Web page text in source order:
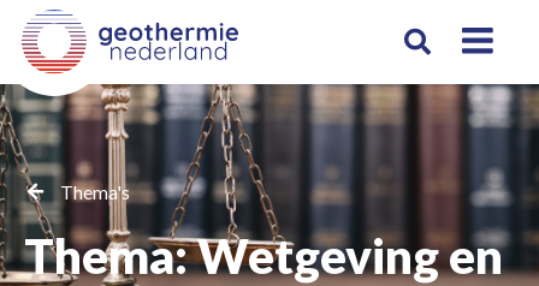
Thema's
Thema: Wetgeving en